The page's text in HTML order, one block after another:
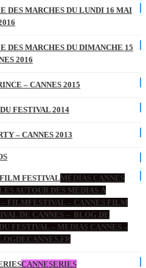
DES MARCHES DU LUNDI 16 MAI
DES MARCHES DU DIMANCHE 15
2016
– CANNES 2015
FESTIVAL 2014
– CANNES 2013
FESTIVALMÉDIAS CANNES
AUTOUR DES MÉDIAS À
– FILMFESTIVAL – CANNES FILM
DE CANNES – BLOG DE
FESTIVAL – MEDIAS CANNES –
CANNESERIES